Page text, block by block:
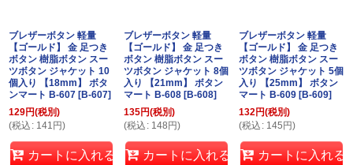
ブレザーボタン 軽量
【ゴールド】 金 足つき
ボタン 樹脂ボタン スー
ツボタン ジャケット 10
個入り 【18mm】 ボタ
ンマート B-607 [B-607]
129円(税別)
(税込 : 141 円)
カートに入れる
ブレザーボタン 軽量
【ゴールド】 金 足つき
ボタン 樹脂ボタン スー
ツボタン ジャケット 8個
入り 【21mm】 ボタン
マート B-608 [B-608]
135円(税別)
(税込 : 148 円)
カートに入れる
ブレザーボタン 軽量
【ゴールド】 金 足つき
ボタン 樹脂ボタン スー
ツボタン ジャケット 5個
入り 【25mm】 ボタン
マート B-609 [B-609]
132円(税別)
(税込 : 145 円)
カートに入れる